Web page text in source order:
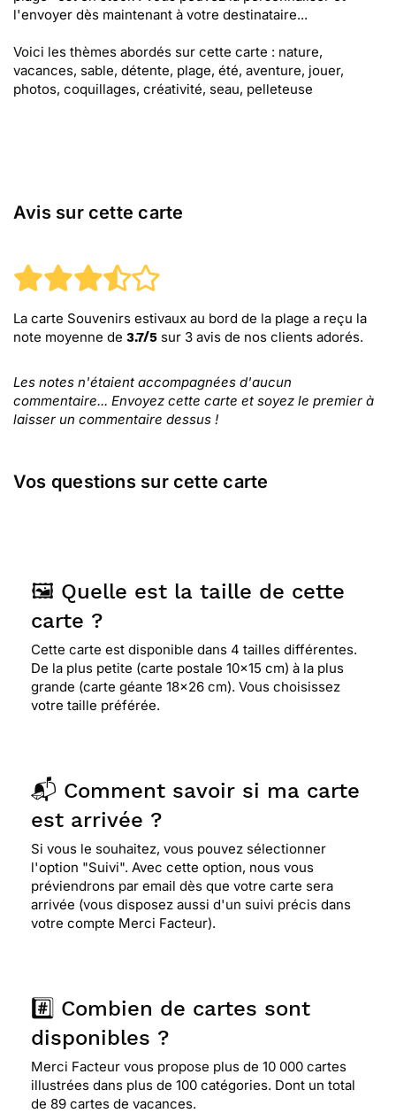
l'envoyer dès maintenant à votre destinataire...
Voici les thèmes abordés sur cette carte : nature,
vacances, sable, détente, plage, été, aventure, jouer,
photos, coquillages, créativité, seau, pelleteuse
Avis sur cette carte
La carte Souvenirs estivaux au bord de la plage a reçu la
note moyenne de 3.7/5 sur 3 avis de nos clients adorés.
Les notes n'étaient accompagnées d'aucun
commentaire... Envoyez cette carte et soyez le premier à
laisser un commentaire dessus !
Vos questions sur cette carte
🖼️ Quelle est la taille de cette
carte ?
Cette carte est disponible dans 4 tailles différentes.
De la plus petite (carte postale 10x15 cm) à la plus
grande (carte géante 18x26 cm). Vous choisissez
votre taille préférée.
📬 Comment savoir si ma carte
est arrivée ?
Si vous le souhaitez, vous pouvez sélectionner
l'option "Suivi". Avec cette option, nous vous
préviendrons par email dès que votre carte sera
arrivée (vous disposez aussi d'un suivi précis dans
votre compte Merci Facteur).
#️⃣ Combien de cartes sont
disponibles ?
Merci Facteur vous propose plus de 10 000 cartes
illustrées dans plus de 100 catégories. Dont un total
de 89 cartes de vacances.